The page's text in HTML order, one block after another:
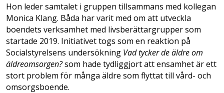
Hon leder samtalet i gruppen tillsammans med kollegan
Monica Klang. Båda har varit med om att utveckla
boendets verksamhet med livsberättargrupper som
startade 2019. Initiativet togs som en reaktion på
Socialstyrelsens undersökning Vad tycker de äldre om
äldreom­sorgen?som hade tydliggjort att ensamhet är ett
stort problem för många äldre som flyttat till vård- och
omsorgsboende.